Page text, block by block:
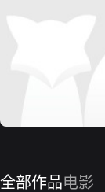
全部作品电影